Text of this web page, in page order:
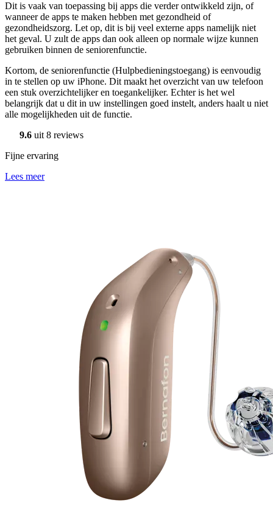
Dit is vaak van toepassing bij apps die verder ontwikkeld zijn, of
wanneer de apps te maken hebben met gezondheid of
gezondheidszorg. Let op, dit is bij veel externe apps namelijk niet
het geval. U zult de apps dan ook alleen op normale wijze kunnen
gebruiken binnen de seniorenfunctie.
Kortom, de seniorenfunctie (Hulpbedieningstoegang) is eenvoudig
in te stellen op uw iPhone. Dit maakt het overzicht van uw telefoon
een stuk overzichtelijker en toegankelijker. Echter is het wel
belangrijk dat u dit in uw instellingen goed instelt, anders haalt u niet
alle mogelijkheden uit de functie.
9.6 uit 8 reviews
Fijne ervaring
Lees meer